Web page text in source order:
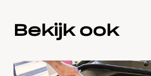
Bekijk ook